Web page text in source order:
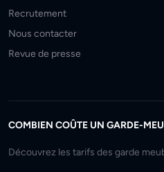
Recrutement
Nous contacter
Revue de presse
COMBIEN COÛTE UN GARDE-
Découvrez les tarifs des garde